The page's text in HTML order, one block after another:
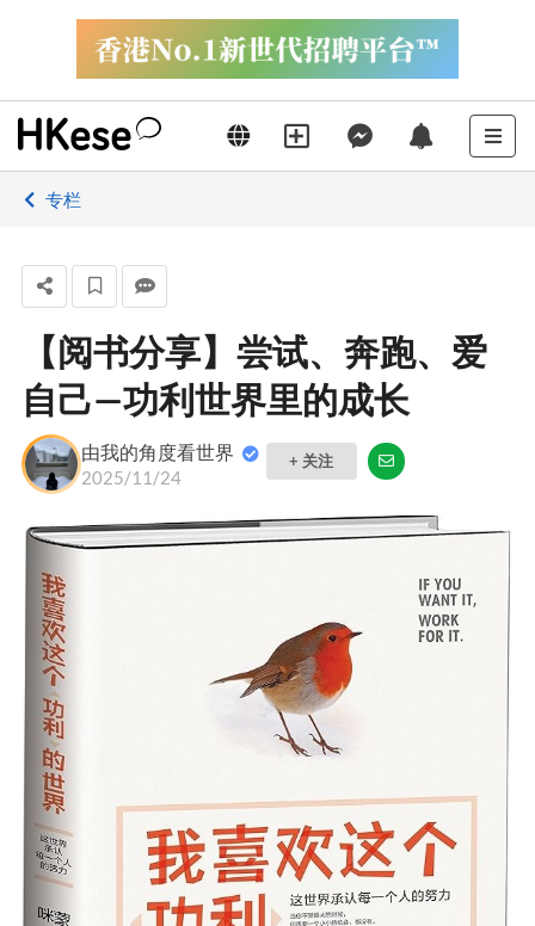
专栏
【阅书分享】尝试、奔跑、爱
自己—功利世界里的成长
由我的角度看世界
2025/11/24
+ 关注